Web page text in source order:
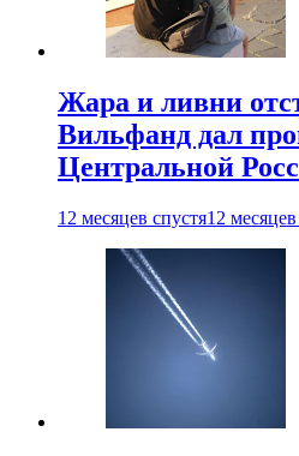
Жара и ливни
Вильфанд дал
Центральной
12 месяцев спустя12